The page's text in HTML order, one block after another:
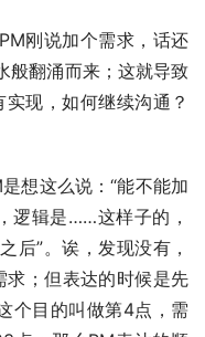
刚说加个需求，话还
般翻涌而来；这就导致
现，如何继续沟通？
想这么说：“能不能加
逻辑是……这样子的，
后”。诶，发现没有，
求；但表达的时候是先
个目的叫做第4点，需